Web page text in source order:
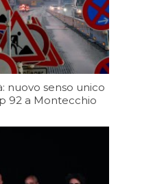
nuovo senso unico
92 a Montecchio